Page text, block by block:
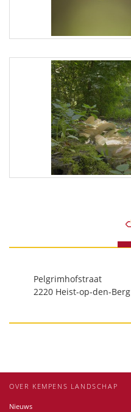
Pelgrimhofstraat
2220 Heist-op-den-Berg
OVER KEMPENS LANDSCHAP
Nieuws